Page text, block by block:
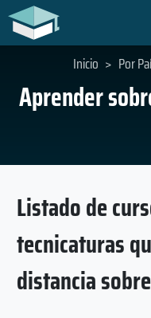
Aprender
Inicio > Por
Listado de
tecnicaturas
distancia